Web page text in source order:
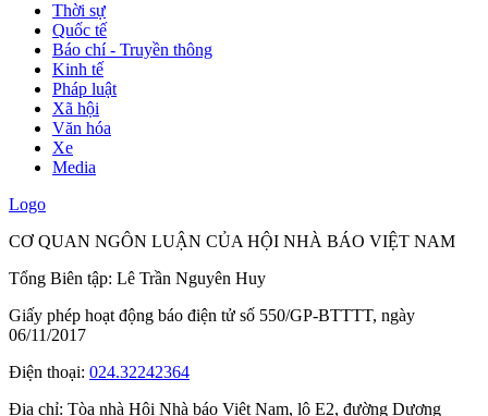
Thời sự
Quốc tế
Báo chí - Truyền thông
Kinh tế
Pháp luật
Xã hội
Văn hóa
Xe
Media
Logo
CƠ QUAN NGÔN LUẬN CỦA HỘI NHÀ BÁO VIỆT NAM
Tổng Biên tập: Lê Trần Nguyên Huy
Giấy phép hoạt động báo điện tử số 550/GP-BTTTT, ngày
06/11/2017
Điện thoại: 024.32242364
Địa chỉ: Tòa nhà Hội Nhà báo Việt Nam, lô E2, đường Dương